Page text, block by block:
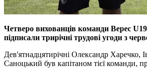
Четверо вихованців команди Верес
підписали трирічні трудові угоди з
Дев'ятнадцятирічні Олександр Харечко,
Саноцький був капітаном тієї команди,